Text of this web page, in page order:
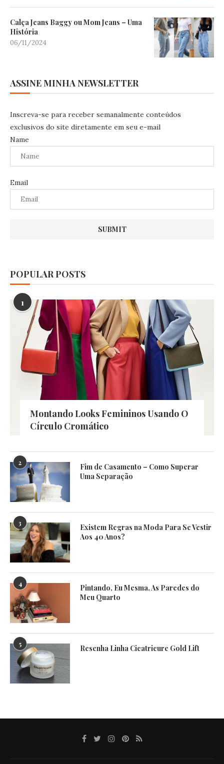
Calça Jeans Baggy ou Mom Jeans – Uma
História
06/11/2024
ASSINE MINHA NEWSLETTER
Inscreva-se para receber semanalmente conteúdos
exclusivos do site diretamente em seu e-mail
Name
Email
POPULAR POSTS
1
Montando Looks Femininos Usando O
Círculo Cromático
2
Fim de Casamento – Como Superar
Uma Separação
3
Existem Regras na Moda Para Se Vestir
Aos 40 Anos?
4
Pintando, Eu Mesma, As Paredes do
Meu Quarto
5 Resenha Linha Cicatricure Gold Lift